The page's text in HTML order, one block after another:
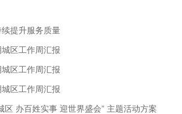
提升服务质量
区工作周汇报
区工作周汇报
区工作周汇报
区 办百姓实事 迎世界盛会” 主题活动方案